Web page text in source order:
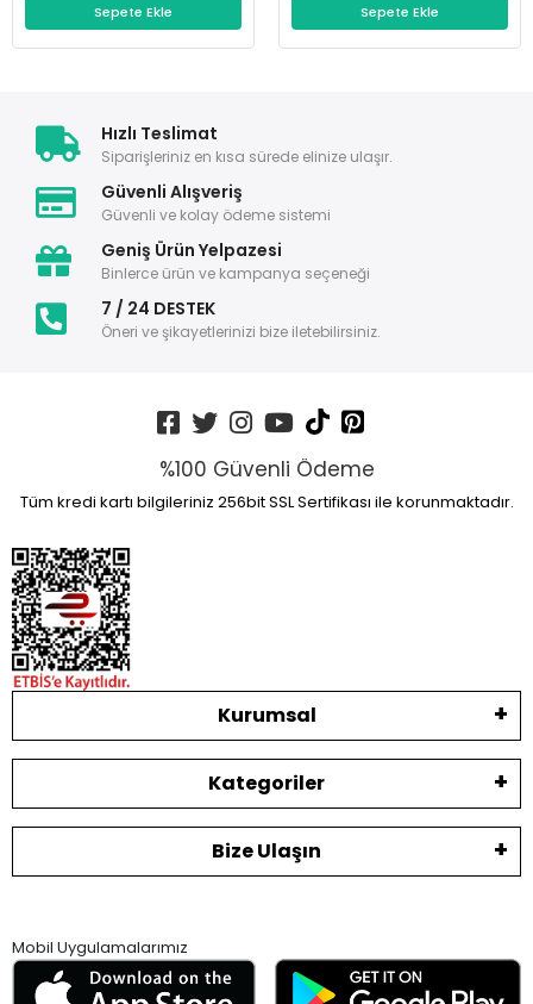
Sepete Ekle Sepete Ekle
Hızlı Teslimat
Siparişleriniz en kısa sürede elinize ulaşır.
Güvenli Alışveriş
Güvenli ve kolay ödeme sistemi
Geniş Ürün Yelpazesi
Binlerce ürün ve kampanya seçeneği
7 / 24 DESTEK
Öneri ve şikayetlerinizi bize iletebilirsiniz.
%100 Güvenli Ödeme
Tüm kredi kartı bilgileriniz 256bit SSL Sertifikası ile korunmaktadır.
Kurumsal
Kategoriler
Bize Ulaşın
Mobil Uygulamalarımız